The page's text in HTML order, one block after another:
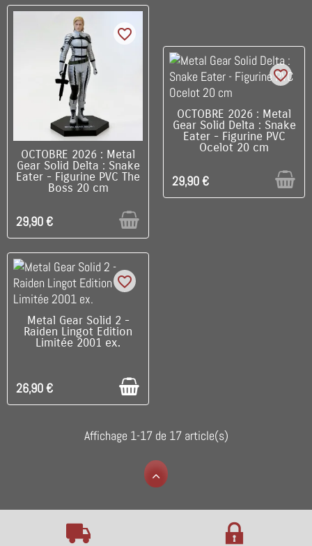
RUPTURE DE STOCK
favorite_border
OCTOBRE 2026 : Metal
Gear Solid Delta : Snake
Eater - Figurine PVC The
Boss 20 cm
29,90 €
RUPTURE DE STOCK
favorite_border
OCTOBRE 2026 : Metal
Gear Solid Delta : Snake
Eater - Figurine PVC
Ocelot 20 cm
29,90 €
C'EST LE DERNIER !
favorite_border
Metal Gear Solid 2 -
Raiden Lingot Edition
Limitée 2001 ex.
26,90 €
Affichage 1-17 de 17 article(s)